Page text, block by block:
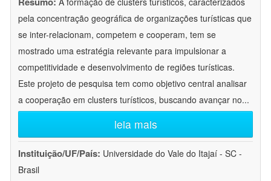
pela concentração geográfica de organizações turísticas que
se inter-relacionam, competem e cooperam, tem se
mostrado uma estratégia relevante para impulsionar a
competitividade e desenvolvimento de regiões turísticas.
Este projeto de pesquisa tem como objetivo central analisar
a cooperação em clusters turísticos, buscando avançar no...
leia mais
Instituição/UF/País: Universidade do Vale do Itajaí - SC -
Brasil